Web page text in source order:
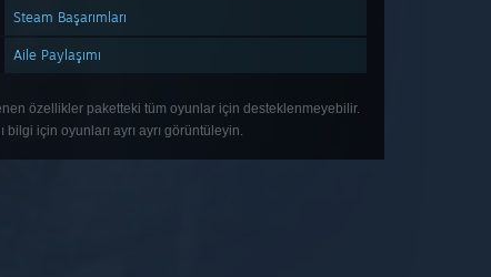
Steam Başarımları
Aile Paylaşımı
özellikler paketteki tüm oyunlar için desteklenmeyebilir.
bilgi için oyunları ayrı ayrı görüntüleyin.